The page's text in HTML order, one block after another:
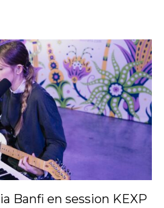
Banfi en session KEXP